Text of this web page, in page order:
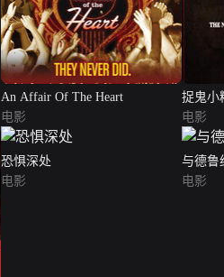
An Affair Of The Heart
电影
捉鬼小
电影
恐惧深处
电影
与德鲁
电影